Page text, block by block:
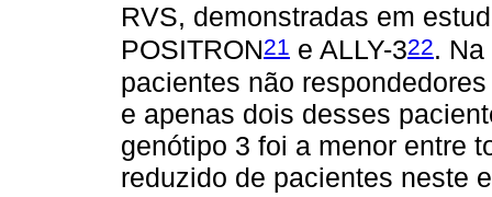
RVS, demonstradas em
POSITRON21 e ALLY-322.
pacientes não
e apenas dois desses
genótipo 3 foi a menor entre
reduzido de pacientes neste